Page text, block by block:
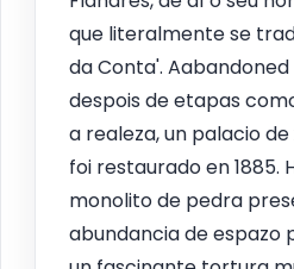
que literalmente se
da Conta'.
despois de etapas
a realeza, un palacio
foi restaurado en 1885.
monolito de pedra
abundancia de espazo